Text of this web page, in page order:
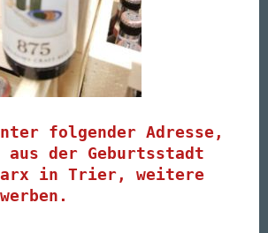
folgender Adresse,
aus der Geburtsstadt
in Trier, weitere